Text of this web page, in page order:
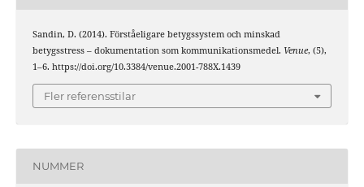
Sandin, D. (2014). Förståeligare betygssystem och minskad
betygsstress – dokumentation som kommunikationsmedel. Venue, (5),
1–6. https://doi.org/10.3384/venue.2001-788X.1439
Fler referensstilar
NUMMER